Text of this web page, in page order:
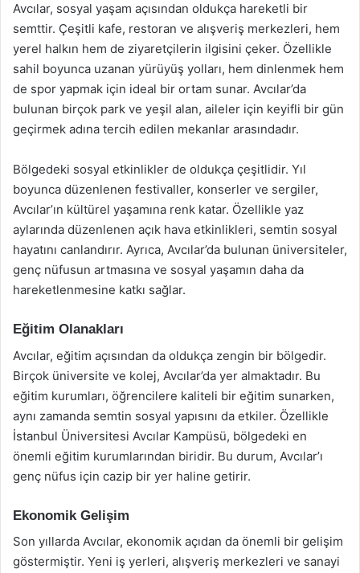
Avcılar, sosyal yaşam açısından oldukça hareketli bir
semttir. Çeşitli kafe, restoran ve alışveriş merkezleri, hem
yerel halkın hem de ziyaretçilerin ilgisini çeker. Özellikle
sahil boyunca uzanan yürüyüş yolları, hem dinlenmek hem
de spor yapmak için ideal bir ortam sunar. Avcılar’da
bulunan birçok park ve yeşil alan, aileler için keyifli bir gün
geçirmek adına tercih edilen mekanlar arasındadır.
Bölgedeki sosyal etkinlikler de oldukça çeşitlidir. Yıl
boyunca düzenlenen festivaller, konserler ve sergiler,
Avcılar’ın kültürel yaşamına renk katar. Özellikle yaz
aylarında düzenlenen açık hava etkinlikleri, semtin sosyal
hayatını canlandırır. Ayrıca, Avcılar’da bulunan üniversiteler,
genç nüfusun artmasına ve sosyal yaşamın daha da
hareketlenmesine katkı sağlar.
Eğitim Olanakları
Avcılar, eğitim açısından da oldukça zengin bir bölgedir.
Birçok üniversite ve kolej, Avcılar’da yer almaktadır. Bu
eğitim kurumları, öğrencilere kaliteli bir eğitim sunarken,
aynı zamanda semtin sosyal yapısını da etkiler. Özellikle
İstanbul Üniversitesi Avcılar Kampüsü, bölgedeki en
önemli eğitim kurumlarından biridir. Bu durum, Avcılar’ı
genç nüfus için cazip bir yer haline getirir.
Ekonomik Gelişim
Son yıllarda Avcılar, ekonomik açıdan da önemli bir gelişim
göstermiştir. Yeni iş yerleri, alışveriş merkezleri ve sanayi